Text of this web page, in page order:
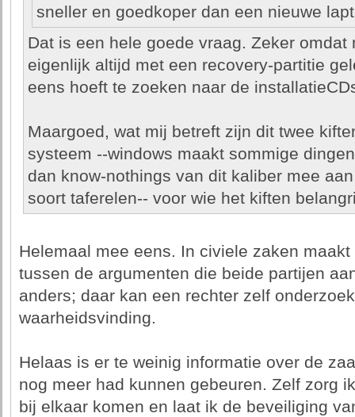
sneller en goedkoper dan een nieuwe
Dat is een hele goede vraag. Zeker
eigenlijk altijd met een recovery-partitie
eens hoeft te zoeken naar de
Maargoed, wat mij betreft zijn dit twee
systeem --windows maakt sommige
dan know-nothings van dit kaliber mee
soort taferelen-- voor wie het kiften
Helemaal mee eens. In civiele zaken
tussen de argumenten die beide partijen
anders; daar kan een rechter zelf
waarheidsvinding.
Helaas is er te weinig informatie over de
nog meer had kunnen gebeuren. Zelf zorg
bij elkaar komen en laat ik de beveiliging